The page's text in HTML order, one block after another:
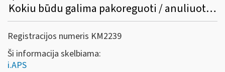
Kokiu būdu galima pakoreguoti / anuliuoti jau išrašytą PVM sąskaitą faktūrą /sąskaitą faktūrą ir kitus pajamų ir išlaidų dokumentus?
Registracijos numeris KM2239
Ši informacija skelbiama:
i.APS